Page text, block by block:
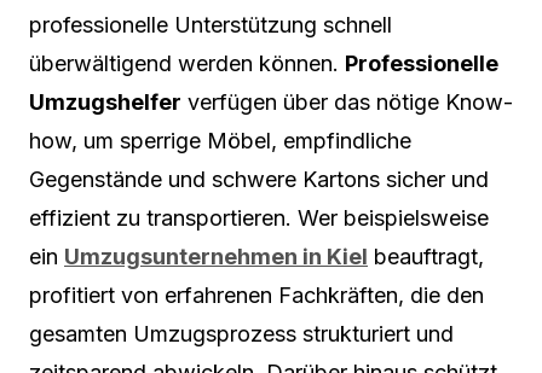
professionelle Unterstützung schnell
überwältigend werden können. Professionelle
Umzugshelfer verfügen über das nötige Know-
how, um sperrige Möbel, empfindliche
Gegenstände und schwere Kartons sicher und
effizient zu transportieren. Wer beispielsweise
ein Umzugsunternehmen in Kiel beauftragt,
profitiert von erfahrenen Fachkräften, die den
gesamten Umzugsprozess strukturiert und